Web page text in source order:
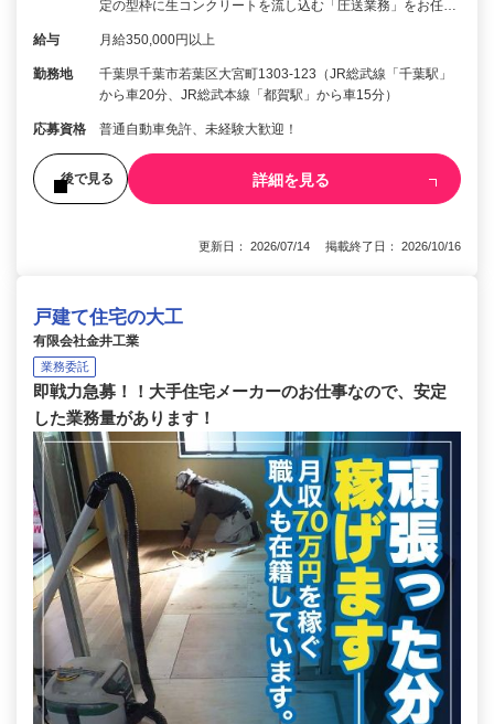
定の型枠に生コンクリートを流し込む「圧送業務」をお任…
給与 月給350,000円以上
勤務地
千葉県千葉市若葉区大宮町1303-123（JR総武線「千葉駅」
から車20分、JR総武本線「都賀駅」から車15分）
応募資格 普通自動車免許、未経験大歓迎！
後で見る 詳細を見る
更新日： 2026/07/14 掲載終了日： 2026/10/16
戸建て住宅の大工
有限会社金井工業
業務委託
即戦力急募！！大手住宅メーカーのお仕事なので、安定
した業務量があります！